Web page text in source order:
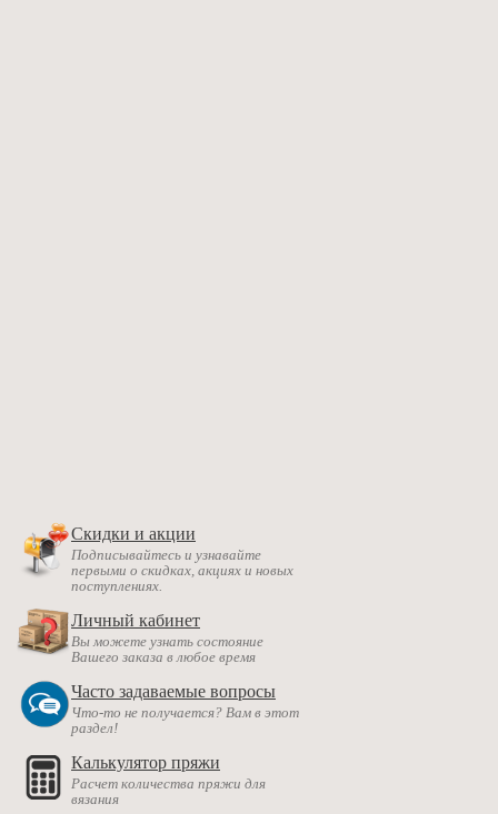
Скидки и акции
Подписывайтесь и узнавайте
первыми о скидках, акциях и новых
поступлениях.
Личный кабинет
Вы можете узнать состояние
Вашего заказа в любое время
Часто задаваемые вопросы
Что-то не получается? Вам в этот
раздел!
Калькулятор пряжи
Расчет количества пряжи для
вязания